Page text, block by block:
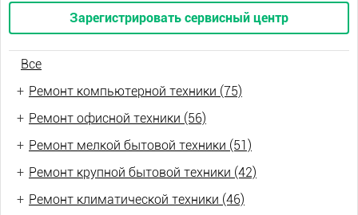
Зарегистрировать сервисный центр
Все
+ Ремонт компьютерной техники (75)
+ Ремонт офисной техники (56)
+ Ремонт мелкой бытовой техники (51)
+ Ремонт крупной бытовой техники (42)
+ Ремонт климатической техники (46)